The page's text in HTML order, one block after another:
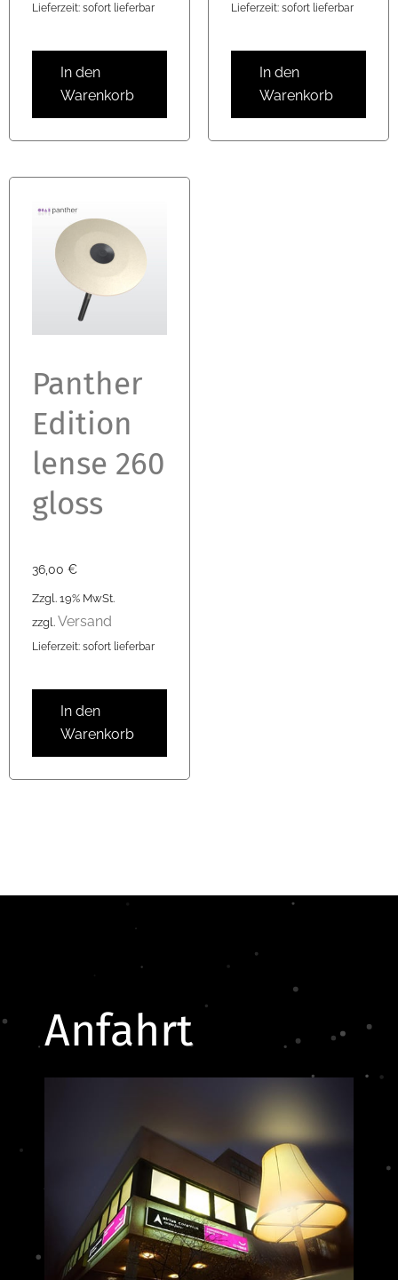
Lieferzeit: sofort lieferbar
In den
Warenkorb
Lieferzeit: sofort lieferbar
In den
Warenkorb
Panther
Edition
lense 260
gloss
36,00 €
Zzgl. 19% MwSt.
zzgl. Versand
Lieferzeit: sofort lieferbar
In den
Warenkorb
Anfahrt